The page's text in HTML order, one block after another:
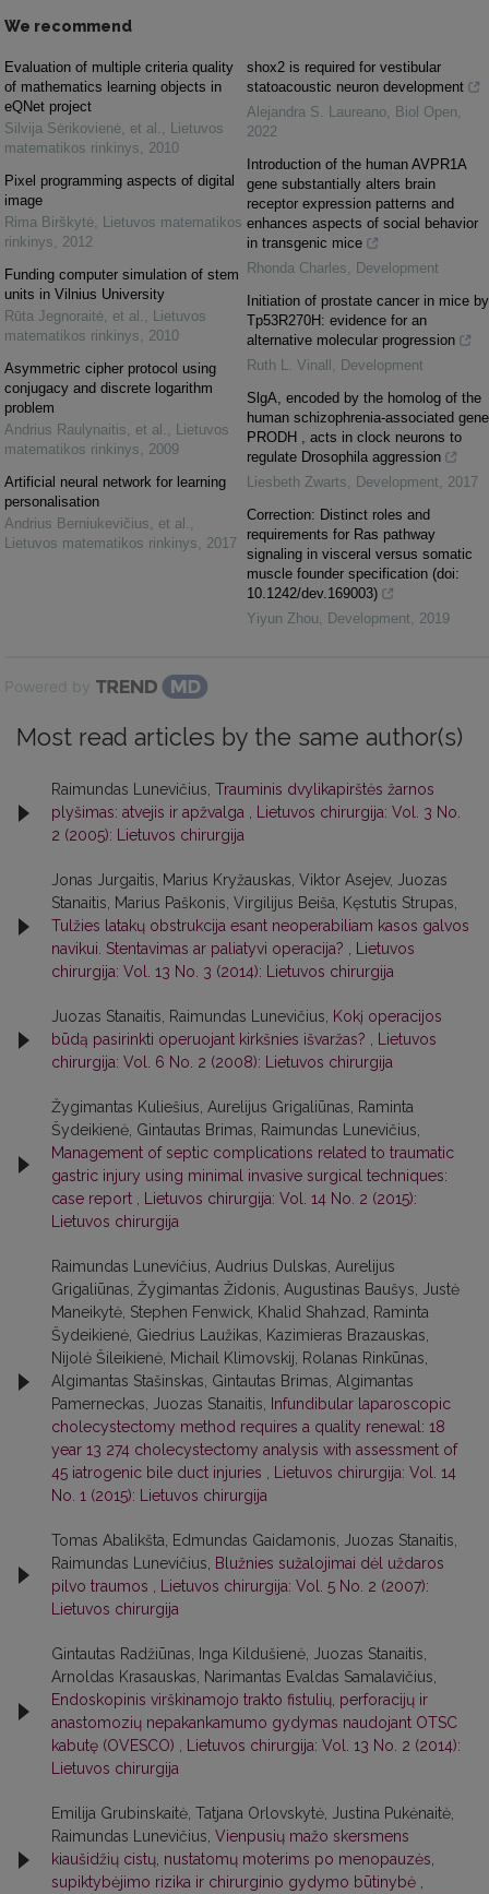
We recommend
Evaluation of multiple criteria quality
of mathematics learning objects in
eQNet project
Silvija Sėrikovienė, et al. , Lietuvos
matematikos rinkinys, 2010
Pixel programming aspects of digital
image
Rima Birškytė, Lietuvos matematikos
rinkinys, 2012
Funding computer simulation of stem
units in Vilnius University
Rūta Jegnoraitė, et al. , Lietuvos
matematikos rinkinys, 2010
Asymmetric cipher protocol using
conjugacy and discrete logarithm
problem
Andrius Raulynaitis, et al. , Lietuvos
matematikos rinkinys, 2009
Artificial neural network for learning
personalisation
Andrius Berniukevičius, et al. ,
Lietuvos matematikos rinkinys, 2017
shox2 is required for vestibular
statoacoustic neuron development
Alejandra S. Laureano, Biol Open,
2022
Introduction of the human AVPR1A
gene substantially alters brain
receptor expression patterns and
enhances aspects of social behavior
in transgenic mice
Rhonda Charles, Development
Initiation of prostate cancer in mice by
Tp53R270H: evidence for an
alternative molecular progression
Ruth L. Vinall , Development
SlgA, encoded by the homolog of the
human schizophrenia-associated gene
PRODH , acts in clock neurons to
regulate Drosophila aggression
Liesbeth Zwarts, Development, 2017
Correction: Distinct roles and
requirements for Ras pathway
signaling in visceral versus somatic
muscle founder specification (doi:
10.1242/dev.169003)
Yiyun Zhou, Development, 2019
Powered by
Most read articles by the same author(s)
Raimundas Lunevičius, Trauminis dvylikapirštės žarnos
plyšimas: atvejis ir apžvalga
Lietuvos chirurgija: Vol. 3 No.
2 (2005): Lietuvos chirurgija
Jonas Jurgaitis, Marius Kryžauskas, Viktor Asejev, Juozas
Stanaitis, Marius Paškonis, Virgilijus Beiša, Kęstutis Strupas,
Tulžies latakų obstrukcija esant neoperabiliam kasos galvos
navikui. Stentavimas ar paliatyvi operacija?
Lietuvos
chirurgija: Vol. 13 No. 3 (2014): Lietuvos chirurgija
Juozas Stanaitis, Raimundas Lunevičius,
Kokį operacijos
būdą pasirinkti operuojant kirkšnies išvaržas?
Lietuvos
chirurgija: Vol. 6 No. 2 (2008): Lietuvos chirurgija
Žygimantas Kuliešius, Aurelijus Grigaliūnas, Raminta
Šydeikienė, Gintautas Brimas, Raimundas Lunevičius,
Management of septic complications related to traumatic
gastric injury using minimal invasive surgical techniques:
case report
Lietuvos chirurgija: Vol. 14 No. 2 (2015):
Lietuvos chirurgija
Raimundas Lunevičius, Audrius Dulskas, Aurelijus
Grigaliūnas, Žygimantas Židonis, Augustinas Baušys, Justė
Maneikytė, Stephen Fenwick, Khalid Shahzad, Raminta
Šydeikienė, Giedrius Laužikas, Kazimieras Brazauskas,
Nijolė Šileikienė, Michail Klimovskij, Rolanas Rinkūnas,
Algimantas Stašinskas, Gintautas Brimas, Algimantas
Pamerneckas, Juozas Stanaitis,
Infundibular laparoscopic
cholecystectomy method requires a quality renewal: 18
year 13 274 cholecystectomy analysis with assessment of
45 iatrogenic bile duct injuries
Lietuvos chirurgija: Vol. 14
No. 1 (2015): Lietuvos chirurgija
Tomas Abalikšta, Edmundas Gaidamonis, Juozas Stanaitis,
Raimundas Lunevičius,
Blužnies sužalojimai dėl uždaros
pilvo traumos
Lietuvos chirurgija: Vol. 5 No. 2 (2007):
Lietuvos chirurgija
Gintautas Radžiūnas, Inga Kildušienė, Juozas Stanaitis,
Arnoldas Krasauskas, Narimantas Evaldas Samalavičius,
Endoskopinis virškinamojo trakto fistulių, perforacijų ir
anastomozių nepakankamumo gydymas naudojant OTSC
kabutę (OVESCO)
Lietuvos chirurgija: Vol. 13 No. 2 (2014):
Lietuvos chirurgija
Emilija Grubinskaitė, Tatjana Orlovskytė, Justina Pukėnaitė,
Raimundas Lunevičius, Vienpusių mažo skersmens
kiaušidžių cistų, nustatomų moterims po menopauzės,
supiktybėjimo rizika ir chirurginio gydymo būtinybė